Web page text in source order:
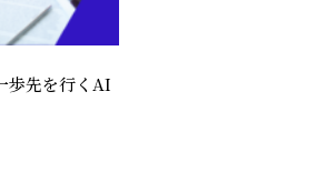
歩先を行くAI